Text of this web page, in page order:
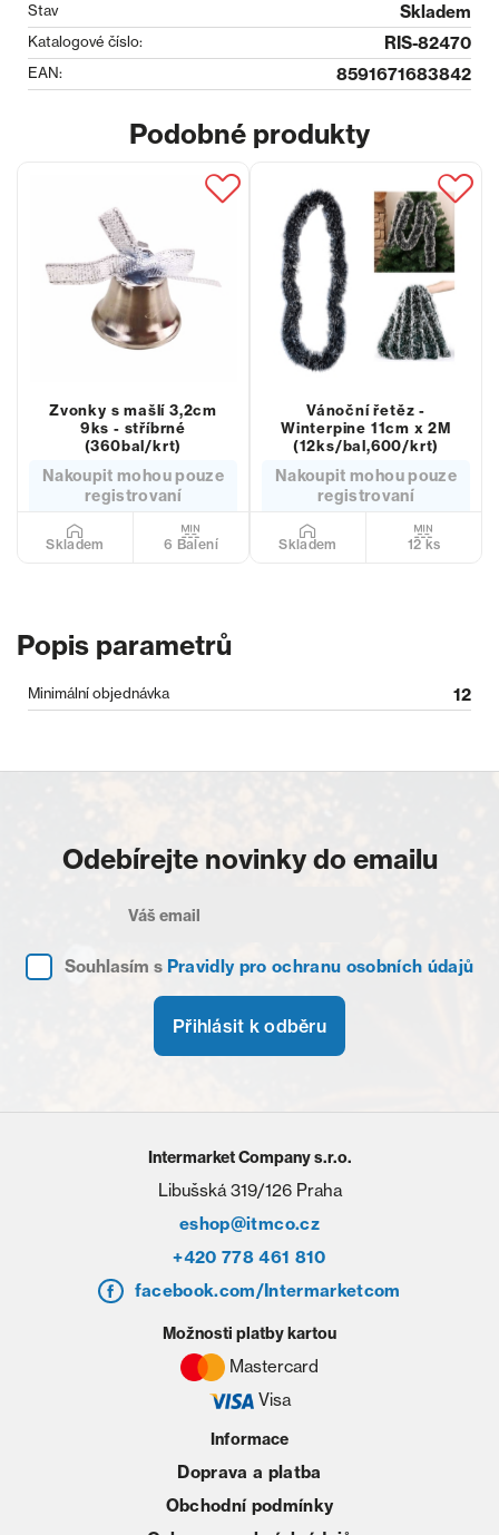
Stav Skladem
Katalogové číslo: RIS-82470
EAN: 8591671683842
Podobné produkty
Zvonky s mašlí 3,2cm
9ks - stříbrné
(360bal/krt)
Nakoupit mohou pouze
registrovaní
Skladem 6 Balení
Vánoční řetěz -
Winterpine 11cm x 2M
(12ks/bal,600/krt)
Nakoupit mohou pouze
registrovaní
Skladem 12 ks
Popis parametrů
Minimální objednávka 12
Odebírejte novinky do emailu
Souhlasím s Pravidly pro ochranu osobních údajů
Přihlásit k odběru
Intermarket Company s.r.o.
Libušská 319/126 Praha
eshop@itmco.cz
+420 778 461 810
facebook.com/Intermarketcom
Informace
Doprava a platba
Obchodní podmínky
Možnosti platby kartou
Mastercard
Visa